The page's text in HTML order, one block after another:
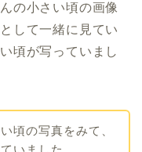
の小さい頃の画像
して一緒に見てい
頃が写っていまし
頃の写真をみて、